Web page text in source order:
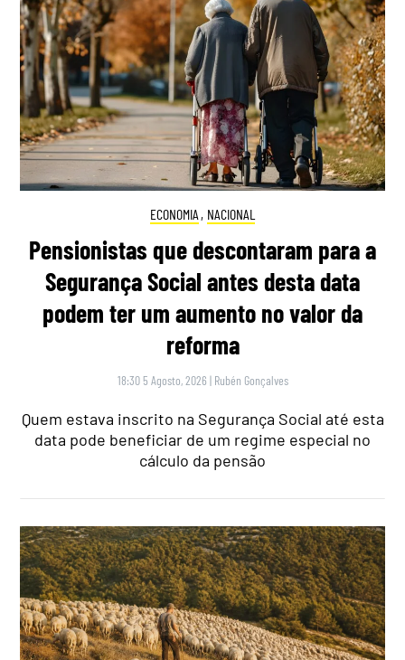
ECONOMIA , NACIONAL
Pensionistas que descontaram para a
Segurança Social antes desta data
podem ter um aumento no valor da
reforma
18:30 5 Agosto, 2026 | Rubén Gonçalves
Quem estava inscrito na Segurança Social até esta
data pode beneficiar de um regime especial no
cálculo da pensão